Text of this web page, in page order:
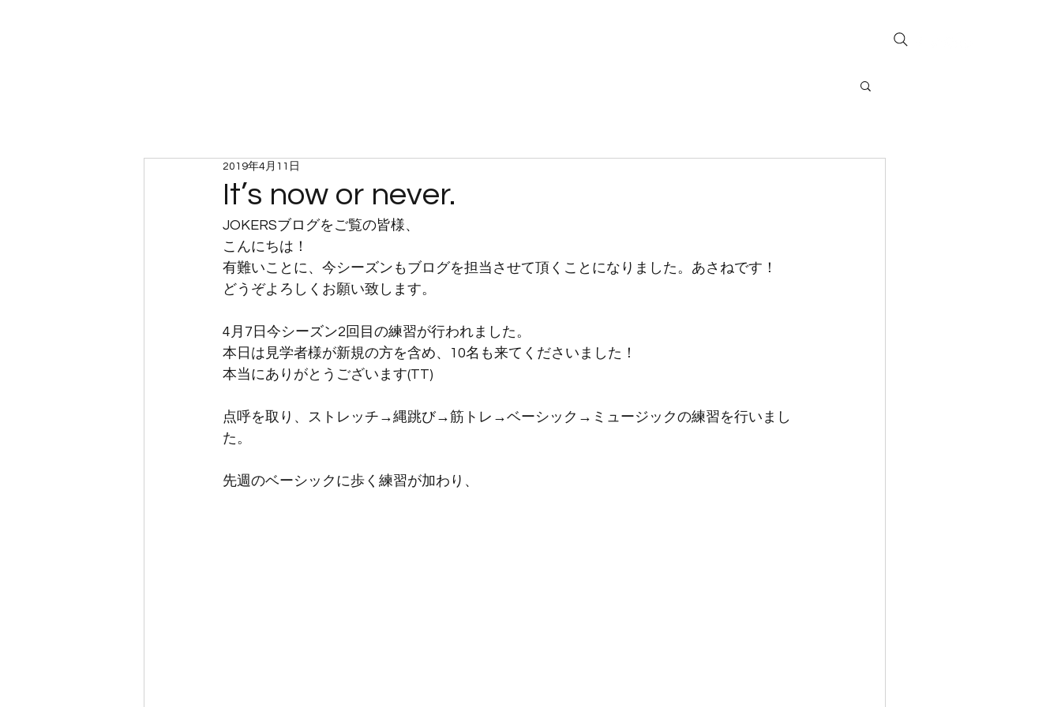
It’s now or never.
2019年4月11日
JOKERSブログをご覧の皆様、
こんにちは！
有難いことに、今シーズンもブログを担当させて頂くことになりました。あさねです！
どうぞよろしくお願い致します。
4月7日今シーズン2回目の練習が行われました。
本日は見学者様が新規の方を含め、10名も来てくださいました！
本当にありがとうございます(TT)
点呼を取り、ストレッチ→縄跳び→筋トレ→ベーシック→ミュージックの練習を行いまし
た。
先週のベーシックに歩く練習が加わり、